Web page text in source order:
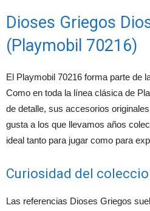
Dioses Griegos
(Playmobil 70216)
El Playmobil 70216 forma parte de
Como en toda la línea clásica de
de detalle, sus accesorios
gusta a los que llevamos años
ideal tanto para jugar como para
Curiosidad del
Las referencias Dioses Griegos